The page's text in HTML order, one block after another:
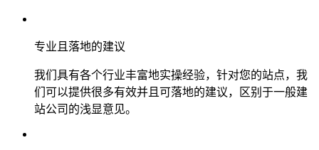
专业且落地的建议
我们具有各个行业丰富地实操经验，针对您的站点，我
们可以提供很多有效并且可落地的建议，区别于一般建
站公司的浅显意见。